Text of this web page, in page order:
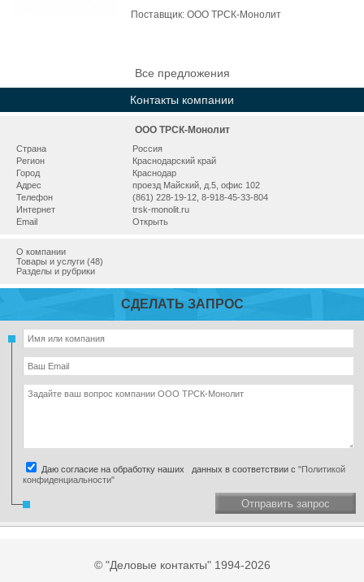
Поставщик:ООО ТРСК-Монолит
Все предложения
Контакты компании
ООО ТРСК-Монолит
Страна
Россия
Регион
Краснодарский край
Город
Краснодар
Адрес
проезд Майский, д.5, офис 102
Телефон
(861) 228-19-12, 8-918-45-33-804
Интернет
trsk-monolit.ru
Email
Открыть
О компании
Товары и услуги (48)
Разделы и рубрики
СДЕЛАТЬ ЗАПРОС
Даю согласие на обработку наших данных в соответствии с "Политикой
конфиденциальности"
Отправить запрос
© "Деловые контакты" 1994-2026